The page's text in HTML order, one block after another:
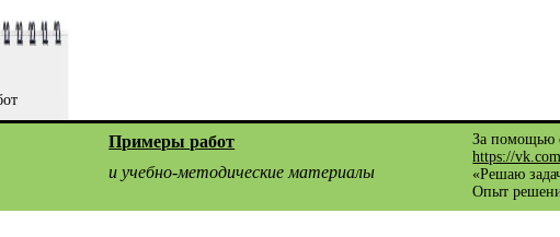
Примеры работ
и учебно-методические материалы
За помощью
https://
«Решаю
Опыт